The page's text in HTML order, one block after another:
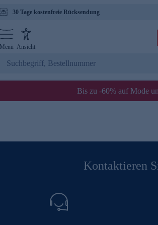
30 Tage kostenfreie Rücksendung
Menü Ansicht
Bis zu -60% auf Mode
Kontaktieren